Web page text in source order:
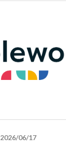
2026/06/17